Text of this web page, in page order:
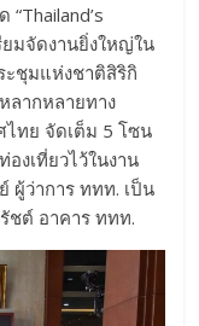
ยมจัดงานยิ่งใหญ่ใน
ชุมแห่งชาติสิริกิ
ลากหลายทาง
ไทย จัดเต็ม 5 โซน
งเที่ยวไว้ในงาน
ผู้ว่าการ ททท. เป็น
ชต์ อาคาร ททท.